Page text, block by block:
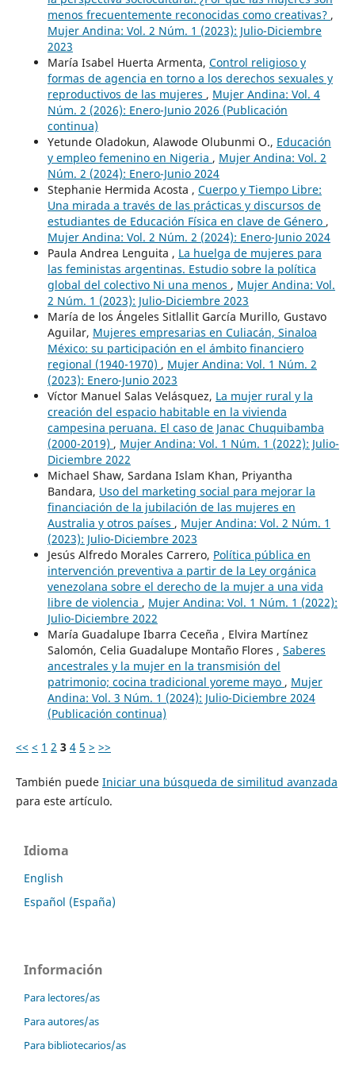
menos frecuentemente reconocidas como creativas? ,
Mujer Andina: Vol. 2 Núm. 1 (2023): Julio-Diciembre
2023
María Isabel Huerta Armenta, Control religioso y
formas de agencia en torno a los derechos sexuales y
reproductivos de las mujeres , Mujer Andina: Vol. 4
Núm. 2 (2026): Enero-Junio 2026 (Publicación
continua)
Yetunde Oladokun, Alawode Olubunmi O., Educación
y empleo femenino en Nigeria , Mujer Andina: Vol. 2
Núm. 2 (2024): Enero-Junio 2024
Stephanie Hermida Acosta , Cuerpo y Tiempo Libre:
Una mirada a través de las prácticas y discursos de
estudiantes de Educación Física en clave de Género ,
Mujer Andina: Vol. 2 Núm. 2 (2024): Enero-Junio 2024
Paula Andrea Lenguita , La huelga de mujeres para
las feministas argentinas. Estudio sobre la política
global del colectivo Ni una menos , Mujer Andina: Vol.
2 Núm. 1 (2023): Julio-Diciembre 2023
María de los Ángeles Sitlallit García Murillo, Gustavo
Aguilar, Mujeres empresarias en Culiacán, Sinaloa
México: su participación en el ámbito financiero
regional (1940-1970) , Mujer Andina: Vol. 1 Núm. 2
(2023): Enero-Junio 2023
Víctor Manuel Salas Velásquez, La mujer rural y la
creación del espacio habitable en la vivienda
campesina peruana. El caso de Janac Chuquibamba
(2000-2019) , Mujer Andina: Vol. 1 Núm. 1 (2022): Julio-
Diciembre 2022
Michael Shaw, Sardana Islam Khan, Priyantha
Bandara, Uso del marketing social para mejorar la
financiación de la jubilación de las mujeres en
Australia y otros países , Mujer Andina: Vol. 2 Núm. 1
(2023): Julio-Diciembre 2023
Jesús Alfredo Morales Carrero, Política pública en
intervención preventiva a partir de la Ley orgánica
venezolana sobre el derecho de la mujer a una vida
libre de violencia , Mujer Andina: Vol. 1 Núm. 1 (2022):
Julio-Diciembre 2022
María Guadalupe Ibarra Ceceña , Elvira Martínez
Salomón, Celia Guadalupe Montaño Flores , Saberes
ancestrales y la mujer en la transmisión del
patrimonio; cocina tradicional yoreme mayo , Mujer
Andina: Vol. 3 Núm. 1 (2024): Julio-Diciembre 2024
(Publicación continua)
<< < 1 2 3 4 5 > >>
También puede Iniciar una búsqueda de similitud avanzada
para este artículo.
Idioma
English
Español (España)
Información
Para lectores/as
Para autores/as
Para bibliotecarios/as